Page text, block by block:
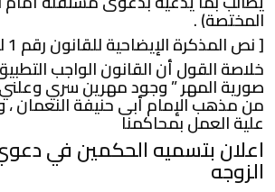
المختصة) .
[ نص المذكرة الإيضاحية للقانون رقم 1 لسنة 2000 م ]
خلاصة القول أن القانون الواجب
صورية المهر ” وجود مهرين سري وعلني
من مذهب الإمام أبى حنيفة النعمان
علية العمل بمحاكمنا
اعلان بتسميه الحكمين في
الزوجه